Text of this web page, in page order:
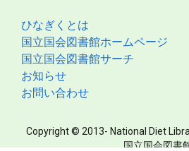
ひなぎくとは
国立国会図書館ホームページ
国立国会図書館サーチ
お知らせ
お問い合わせ
Copyright © 2013- National Diet